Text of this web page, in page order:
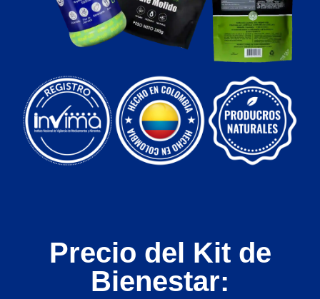
Precio del Kit de
Bienestar: